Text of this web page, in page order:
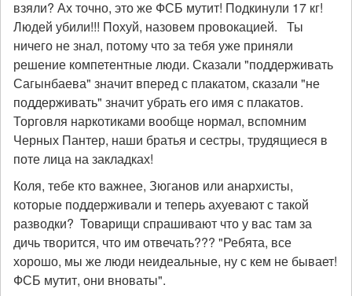
взяли? Ах точно, это же ФСБ мутит! Подкинули 17 кг!
Людей убили!!! Похуй, назовем провокацией. Ты
ничего не знал, потому что за тебя уже приняли
решение компетентные люди. Сказали "поддерживать
Сагынбаева" значит вперед с плакатом, сказали "не
поддерживать" значит убрать его имя с плакатов.
Торговля наркотиками вообще нормал, вспомним
Черных Пантер, наши братья и сестры, трудящиеся в
поте лица на закладках!
Коля, тебе кто важнее, Зюганов или анархисты,
которые поддерживали и теперь ахуевают с такой
разводки? Товарищи спрашивают что у вас там за
дичь творится, что им отвечать??? "Ребята, все
хорошо, мы же люди неидеальные, ну с кем не бывает!
ФСБ мутит, они вноваты".